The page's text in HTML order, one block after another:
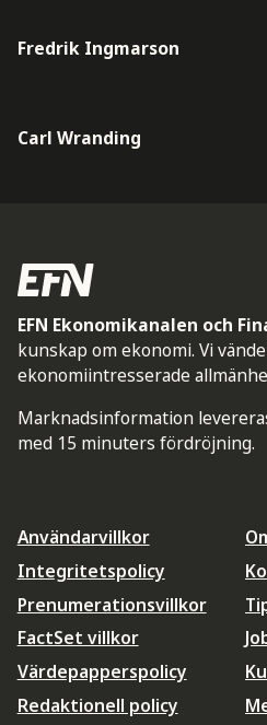
Fredrik Ingmarson
Carl Wranding
EFN Ekonomikanalen och
kunskap om ekonomi. Vi
ekonomiintresserade
Marknadsinformation
med 15 minuters fördröjning.
Användarvillkor
Integritetspolicy
Prenumerationsvillkor
FactSet villkor
Värdepapperspolicy
Redaktionell policy